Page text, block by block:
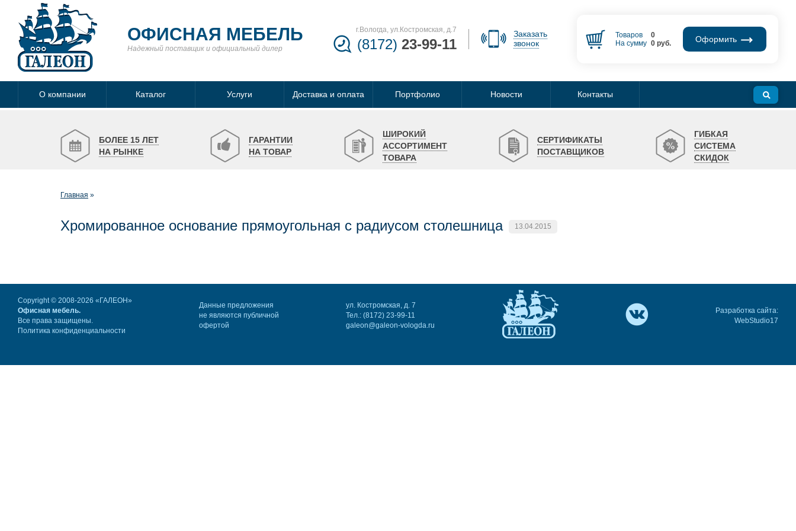
ОФИСНАЯ МЕБЕЛЬ
Надежный поставщик и официальный дилер
г.Вологда, ул.Костромская, д.7
(8172) 23-99-11
Заказать
звонок
Товаров
0
На сумму 0руб. Оформить
О компании Каталог Услуги Доставка и оплата Портфолио Новости Контакты
БОЛЕЕ 15 ЛЕТ
НА РЫНКЕ
ГАРАНТИИ
НА ТОВАР
ШИРОКИЙ
АССОРТИМЕНТ
ТОВАРА
СЕРТИФИКАТЫ
ПОСТАВЩИКОВ
ГИБКАЯ
СИСТЕМА
СКИДОК
Главная
Хромированное основание прямоугольная с радиусом столешница 13.04.2015
Copyright © 2008-2026 «ГАЛЕОН»
Офисная мебель.
Все права защищены.
Политика конфиденциальности
Данные предложения
не являются публичной
офертой
ул. Костромская, д. 7
Тел.: (8172) 23-99-11
galeon@galeon-vologda.ru
Разработка сайта:
WebStudio17